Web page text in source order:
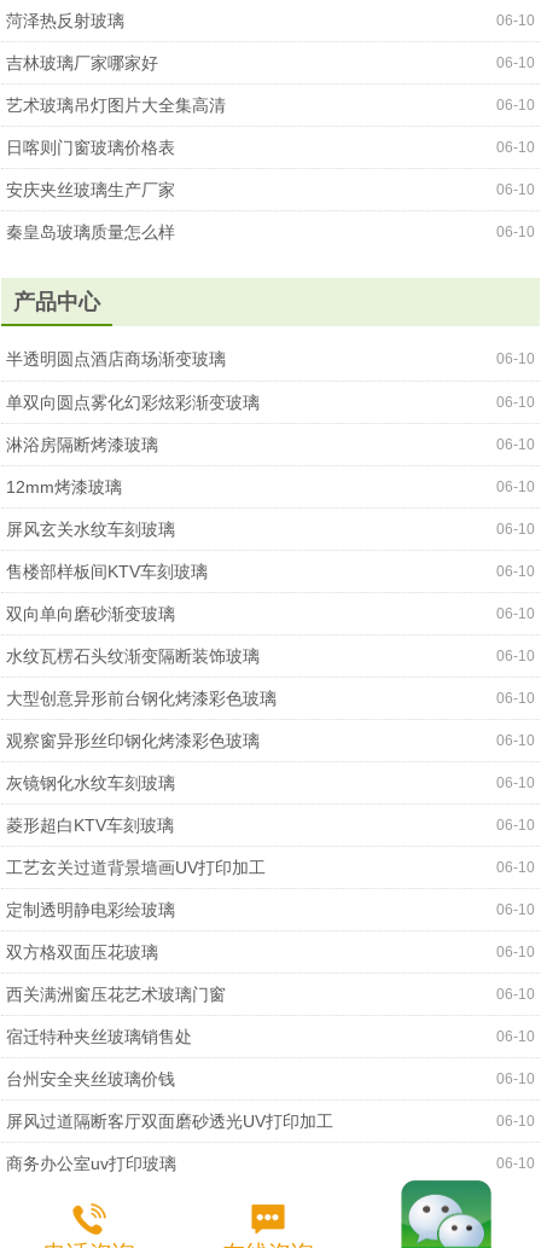
06-10
菏泽热反射玻璃
06-10
吉林玻璃厂家哪家好
06-10
艺术玻璃吊灯图片大全集高清
06-10
日喀则门窗玻璃价格表
06-10
安庆夹丝玻璃生产厂家
06-10
秦皇岛玻璃质量怎么样
产品中心
06-10
半透明圆点酒店商场渐变玻璃
06-10
单双向圆点雾化幻彩炫彩渐变玻璃
06-10
淋浴房隔断烤漆玻璃
06-10
12mm烤漆玻璃
06-10
屏风玄关水纹车刻玻璃
06-10
售楼部样板间KTV车刻玻璃
06-10
双向单向磨砂渐变玻璃
06-10
水纹瓦楞石头纹渐变隔断装饰玻璃
06-10
大型创意异形前台钢化烤漆彩色玻璃
06-10
观察窗异形丝印钢化烤漆彩色玻璃
06-10
灰镜钢化水纹车刻玻璃
06-10
菱形超白KTV车刻玻璃
06-10
工艺玄关过道背景墙画UV打印加工
06-10
定制透明静电彩绘玻璃
06-10
双方格双面压花玻璃
06-10
西关满洲窗压花艺术玻璃门窗
06-10
宿迁特种夹丝玻璃销售处
06-10
台州安全夹丝玻璃价钱
06-10
屏风过道隔断客厅双面磨砂透光UV打印加工
06-10
商务办公室uv打印玻璃